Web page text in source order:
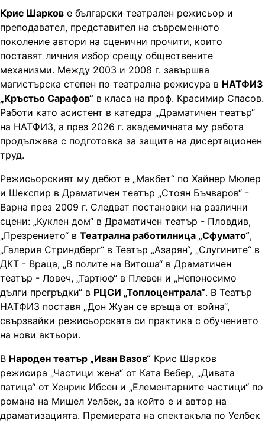
Крис Шарков е български театрален режисьор и
преподавател, представител на съвременното
поколение автори на сценични прочити, които
поставят личния избор срещу обществените
механизми. Между 2003 и 2008 г. завършва
магистърска степен по театрална режисура в НАТФИЗ
„Кръстьо Сарафов“ в класа на проф. Красимир Спасов.
Работи като асистент в катедра „Драматичен театър“
на НАТФИЗ, а през 2026 г. академичната му работа
продължава с подготовка за защита на дисертационен
труд.
Режисьорският му дебют е „Макбет“ по Хайнер Мюлер
и Шекспир в Драматичен театър „Стоян Бъчваров“ -
Варна през 2009 г. Следват постановки на различни
сцени: „Куклен дом“ в Драматичен театър - Пловдив,
„Презрението“ в Театрална работилница „Сфумато“,
„Галерия Стриндберг“ в Театър „Азарян“, „Слугините“ в
ДКТ - Враца, „В полите на Витоша“ в Драматичен
театър - Ловеч, „Тартюф“ в Плевен и „Непоносимо
дълги прегръдки“ в РЦСИ „Топлоцентрала“. В Театър
НАТФИЗ поставя „Дон Жуан се връща от война“,
свързвайки режисьорската си практика с обучението
на нови актьори.
В Народен театър „Иван Вазов“ Крис Шарков
режисира „Частици жена“ от Ката Вебер, „Дивата
патица“ от Хенрик Ибсен и „Елементарните частици“ по
романа на Мишел Уелбек, за който е и автор на
драматизацията. Премиерата на спектакъла по Уелбек